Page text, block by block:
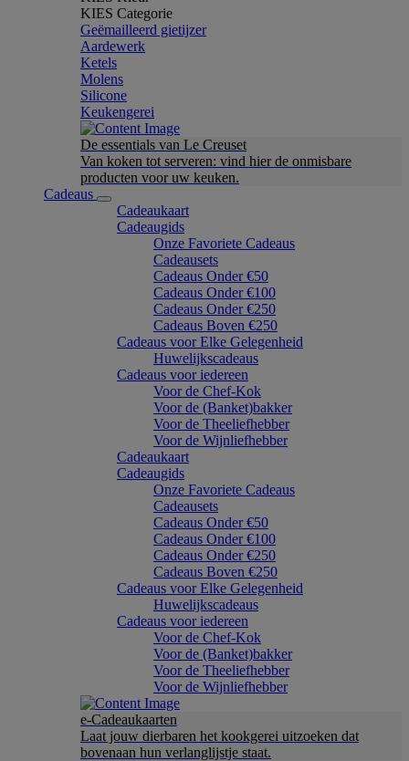
KIES Categorie
Geëmailleerd gietijzer
Aardewerk
Ketels
Molens
Silicone
Keukengerei
De essentials van Le Creuset
Van koken tot serveren: vind hier de onmisbare
producten voor uw keuken.
Cadeaus
Cadeaukaart
Cadeaugids
Onze Favoriete Cadeaus
Cadeausets
Cadeaus Onder €50
Cadeaus Onder €100
Cadeaus Onder €250
Cadeaus Boven €250
Cadeaus voor Elke Gelegenheid
Huwelijkscadeaus
Cadeaus voor iedereen
Voor de Chef-Kok
Voor de (Banket)bakker
Voor de Theeliefhebber
Voor de Wijnliefhebber
Cadeaukaart
Cadeaugids
Onze Favoriete Cadeaus
Cadeausets
Cadeaus Onder €50
Cadeaus Onder €100
Cadeaus Onder €250
Cadeaus Boven €250
Cadeaus voor Elke Gelegenheid
Huwelijkscadeaus
Cadeaus voor iedereen
Voor de Chef-Kok
Voor de (Banket)bakker
Voor de Theeliefhebber
Voor de Wijnliefhebber
e-Cadeaukaarten
Laat jouw dierbaren het kookgerei uitzoeken dat
bovenaan hun verlanglijstje staat.